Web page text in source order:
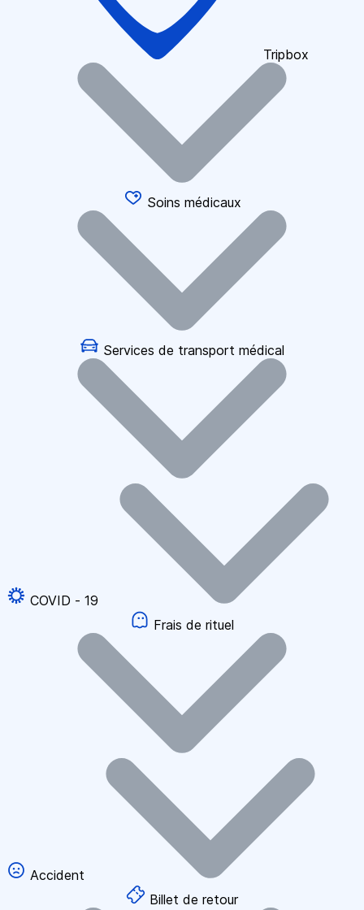
Tripbox
Soins médicaux
Services de transport médical
COVID - 19
Frais de rituel
Accident
Billet de retour